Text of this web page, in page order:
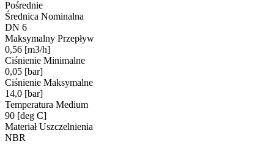
Pośrednie
Średnica Nominalna
DN 6
Maksymalny Przepływ
0,56 [m3/h]
Ciśnienie Minimalne
0,05 [bar]
Ciśnienie Maksymalne
14,0 [bar]
Temperatura Medium
90 [deg C]
Materiał Uszczelnienia
NBR